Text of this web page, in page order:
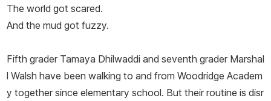
The world got scared.
And the mud got fuzzy.
Fifth grader Tamaya Dhilwaddi and seventh grader Marshal
l Walsh have been walking to and from Woodridge Academ
y together since elementary school. But their routine is disr